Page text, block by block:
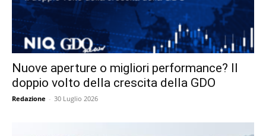
Nuove aperture o migliori performance? Il
doppio volto della crescita della GDO
Redazione - 30 Luglio 2026